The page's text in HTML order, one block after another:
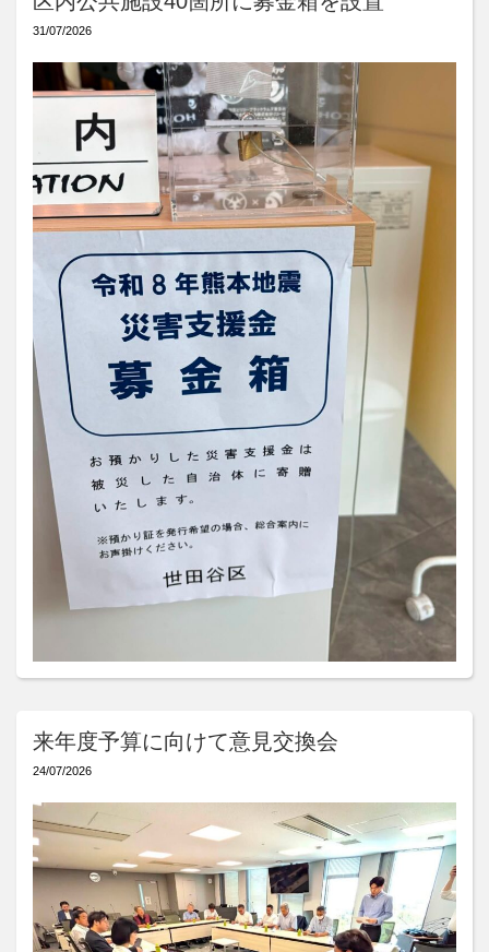
31/07/2026
来年度予算に向けて意見交換会
24/07/2026